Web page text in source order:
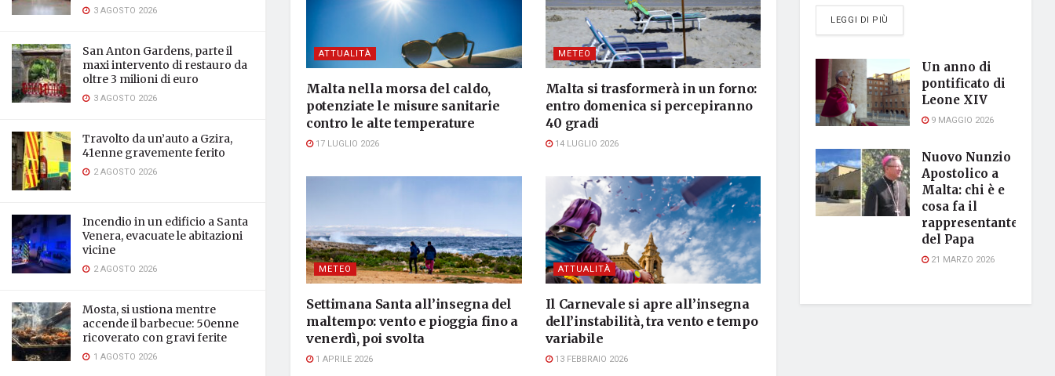
3 AGOSTO 2026
San Anton Gardens, parte il
maxi intervento di restauro da
oltre 3 milioni di euro
3 AGOSTO 2026
Travolto da un’auto a Gzira,
41enne gravemente ferito
2 AGOSTO 2026
Incendio in un edificio a Santa
Venera, evacuate le abitazioni
vicine
2 AGOSTO 2026
Mosta, si ustiona mentre
accende il barbecue: 50enne
ricoverato con gravi ferite
1 AGOSTO 2026
ATTUALITÀ
Malta nella morsa del caldo,
potenziate le misure sanitarie
contro le alte temperature
17 LUGLIO 2026
METEO
Malta si trasformerà in un forno:
entro domenica si percepiranno
40 gradi
14 LUGLIO 2026
METEO
Settimana Santa all’insegna del
maltempo: vento e pioggia fino a
venerdì, poi svolta
1 APRILE 2026
ATTUALITÀ
Il Carnevale si apre all’insegna
dell’instabilità, tra vento e tempo
variabile
13 FEBBRAIO 2026
LEGGI DI PIÙ
Un anno di
pontificato di
Leone XIV
9 MAGGIO 2026
Nuovo Nunzio
Apostolico a
Malta: chi è e
cosa fa il
rappresentante
del Papa
21 MARZO 2026